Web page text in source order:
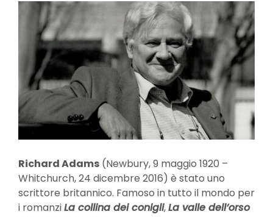
Richard Adams (Newbury, 9 maggio 1920 –
Whitchurch, 24 dicembre 2016) è stato uno
scrittore britannico. Famoso in tutto il mondo per
i romanziLa collina dei conigli,La valle dell’orso